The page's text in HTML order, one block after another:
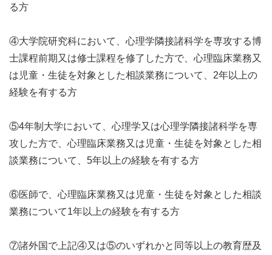
る方
④大学院研究科において、心理学隣接諸科学を専攻する博
士課程前期又は修士課程を修了した方で、心理臨床業務又
は児童・生徒を対象とした相談業務について、2年以上の
経験を有する方
⑤4年制大学において、心理学又は心理学隣接諸科学を専
攻した方で、心理臨床業務又は児童・生徒を対象とした相
談業務について、5年以上の経験を有する方
⑥医師で、心理臨床業務又は児童・生徒を対象とした相談
業務について1年以上の経験を有する方
⑦諸外国で上記④又は⑤のいずれかと同等以上の教育歴及